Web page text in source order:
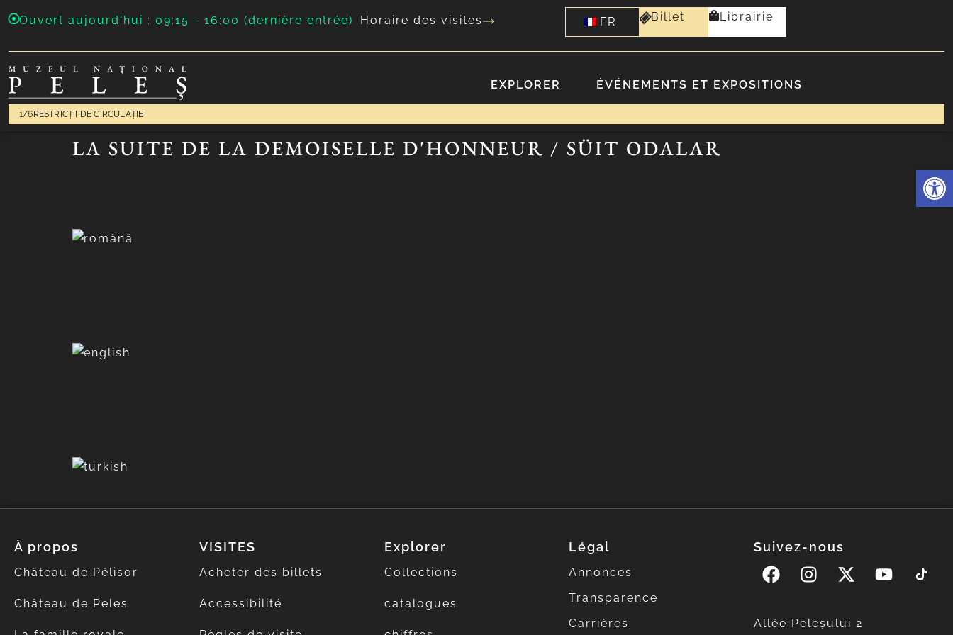
Ouvrir
Ouvert aujourd'hui : 09:15 - 16:00 (dernière entrée) Horaire des visites FR Billet Librairie
EXPLORER ÉVÉNEMENTS ET EXPOSITIONS
1/6 RESTRICȚII DE CIRCULAȚIE
LA SUITE DE LA DEMOISELLE D'HONNEUR / SÜIT ODALAR
À propos
Château de Pélisor
Château de Peles
VISITES
Acheter des billets
Accessibilité
Explorer
Collections
catalogues
Légal
Annonces
Transparence
Carrières
Suivez-nous
Allée Peleșului 2